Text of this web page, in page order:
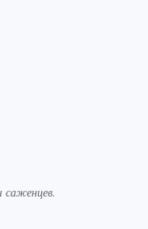
саженцев.